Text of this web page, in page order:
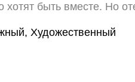
хотят быть вместе. Но
Художественный